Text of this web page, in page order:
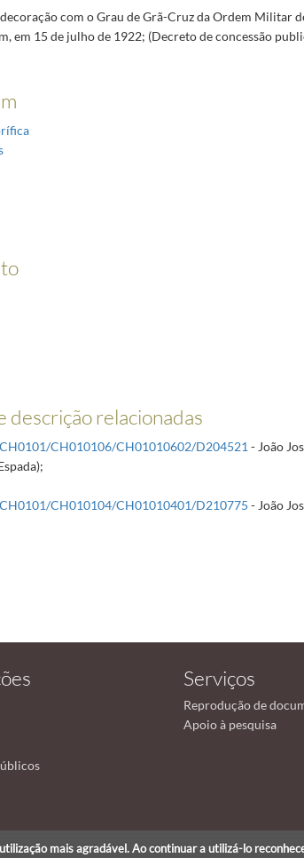
com o Grau de Grã-Cruz da Ordem Militar
em 15 de julho de 1922; (Decreto de concessão
descrição relacionadas
CH010106/CH01010602/D204521 - João
CH010104/CH01010401/D210775 - João
Serviços
Reprodução de
Apoio à pesquisa
mais agradável. Ao continuar a utilizá-lo